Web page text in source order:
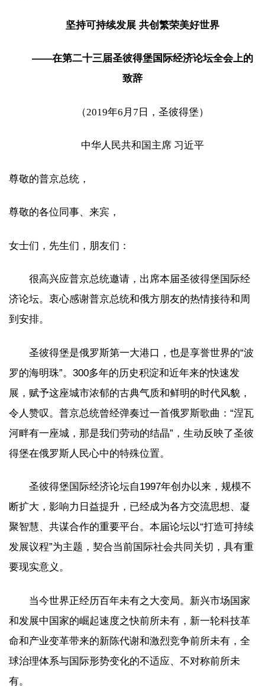
坚持可持续发展 共创繁荣美好世界
——在第二十三届圣彼得堡国际经济论坛全会上的
致辞
（2019年6月7日，圣彼得堡）
中华人民共和国主席 习近平
尊敬的普京总统，
尊敬的各位同事、来宾，
女士们，先生们，朋友们：
很高兴应普京总统邀请，出席本届圣彼得堡国际经
济论坛。衷心感谢普京总统和俄方朋友的热情接待和周
到安排。
圣彼得堡是俄罗斯第一大港口，也是享誉世界的“波
罗的海明珠”。300多年的历史积淀和近年来的快速发
展，赋予这座城市浓郁的古典气质和鲜明的时代风貌，
令人赞叹。普京总统曾经弹奏过一首俄罗斯歌曲：“涅瓦
河畔有一座城，那是我们劳动的结晶”，生动反映了圣彼
得堡在俄罗斯人民心中的特殊位置。
圣彼得堡国际经济论坛自1997年创办以来，规模不
断扩大，影响力日益提升，已经成为各方交流思想、凝
聚智慧、共谋合作的重要平台。本届论坛以“打造可持续
发展议程”为主题，契合当前国际社会共同关切，具有重
要现实意义。
当今世界正经历百年未有之大变局。新兴市场国家
和发展中国家的崛起速度之快前所未有，新一轮科技革
命和产业变革带来的新陈代谢和激烈竞争前所未有，全
球治理体系与国际形势变化的不适应、不对称前所未
有。